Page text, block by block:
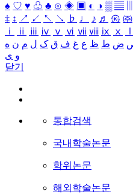
♠ ♡ ♥ ♧ ♣ ⊙ ◈ ▣ ◐ ◑ ▒ ▤
‡ ↕ ↗ ↙ ↖ ↘ ♭ ♩ ♪ ♬ ㉿ ㈜
ⅰ
ⅱ ⅲ ⅳ ⅴ ⅵ ⅶ ⅷ ⅸ ⅹ
ض ط ظ ع غ ف ق ک ل م ن ه
و ی
닫기
통합검색
국내학술논문
학위논문
해외학술논문